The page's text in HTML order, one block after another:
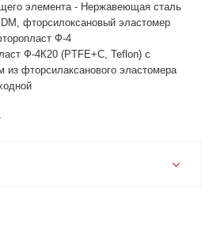
элемента - Нержавеющая сталь
фторсилоксановый эластомер
Ф-4
Ф-4К20 (PTFE+C, Teflon) с
фторсилаксанового эластомера